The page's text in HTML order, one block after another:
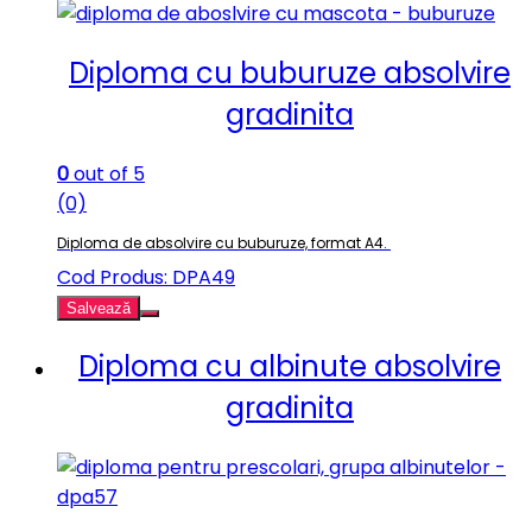
Diploma cu buburuze absolvire
gradinita
0out of 5
(0)
Diploma de absolvire cu buburuze, format A4.
Cod Produs: DPA49
Salvează
Diploma cu albinute absolvire
gradinita